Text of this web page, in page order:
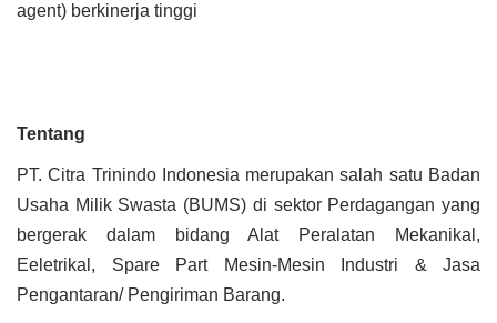
agent) berkinerja tinggi
Tentang
PT. Citra Trinindo Indonesia merupakan salah satu Badan
Usaha Milik Swasta (BUMS) di sektor Perdagangan yang
bergerak dalam bidang Alat Peralatan Mekanikal,
Eeletrikal, Spare Part Mesin-Mesin Industri & Jasa
Pengantaran/ Pengiriman Barang.